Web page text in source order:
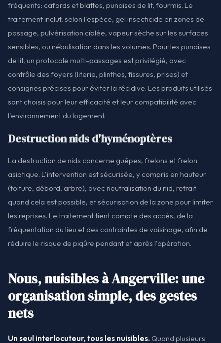
fréquents: cafards et blattes, punaises de lit, fourmis. Le
traitement inclut, selon l'espèce, gel insecticide en zones de
passage, pulvérisation ciblée, vapeur sèche sur les surfaces
sensibles, ou nébulisation dans les volumes. Pour les punaises
de lit, un protocole multi-passages est privilégié, avec
contrôle des foyers (literie, plinthes, fissures, prises) et
consignes précises pour éviter la récidive. Les produits utilisés
sont choisis pour leur efficacité et leur compatibilité avec
l'environnement du logement.
Destruction nids d'hyménoptères
La destruction de nids concerne guêpes, frelons et frelon
asiatique. L'intervention est sécurisée, y compris en hauteur
(toiture, débord, arbre), avec neutralisation du nid, retrait
quand cela est possible, et sécurisation de la zone pour limiter
les reprises. Le traitement tient compte des accès, de la
fréquentation du lieu et des contraintes de voisinage, afin de
réduire le risque de piqûre pendant et après l'opération.
Nous, nuisibles à Angerville: une
organisation simple, des gestes
nets
Un seul interlocuteur, tous les nuisibles. Quand plusieurs